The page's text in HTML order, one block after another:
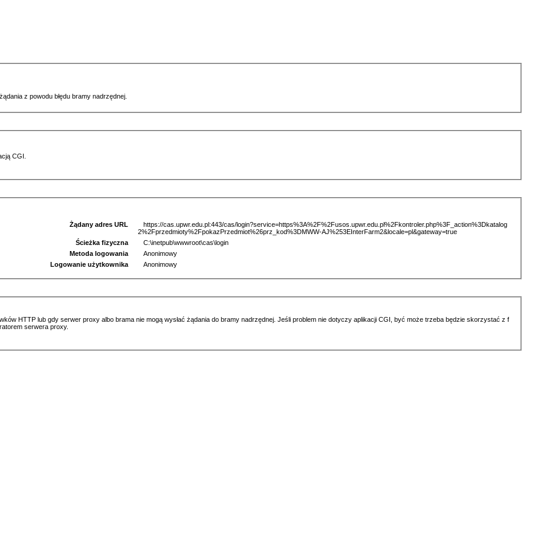
z powodu błędu bramy nadrzędnej.
CGI.
Żądany adres URL
https://cas.upwr.edu.pl:443/cas/login?service=https%3A%2F%2Fusos.upwr.edu.pl%2Fkontroler.php%3F_action%3Dkatalog
2%2Fprzedmioty%2FpokazPrzedmiot%26prz_kod%3DMWW-AJ%253EInterFarm2&locale=pl&gateway=true
Ścieżka fizyczna
C:\inetpub\wwwroot\cas\login
Metoda logowania
Anonimowy
Logowanie użytkownika
Anonimowy
HTTP lub gdy serwer proxy albo brama nie mogą wysłać żądania do bramy nadrzędnej. Jeśli problem nie dotyczy aplikacji CGI, być może trzeba będzie skorzystać z f
serwera proxy.